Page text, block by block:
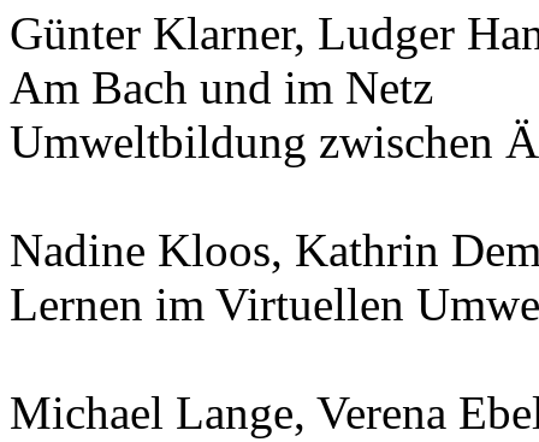
Günter Klarner, Ludger
Am Bach und im Netz
Umweltbildung zwischen
Nadine Kloos, Kathrin
Lernen im Virtuellen
Michael Lange, Verena